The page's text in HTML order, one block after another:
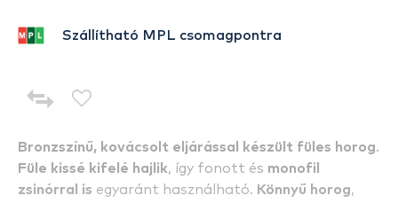
Bronzszínű, kovácsolt eljárással készült füles horog.
Füle kissé kifelé hajlik, így fonott és monofil
zsinórral is egyaránt használható. Könnyű horog,
Szállítható MPL csomagpontra